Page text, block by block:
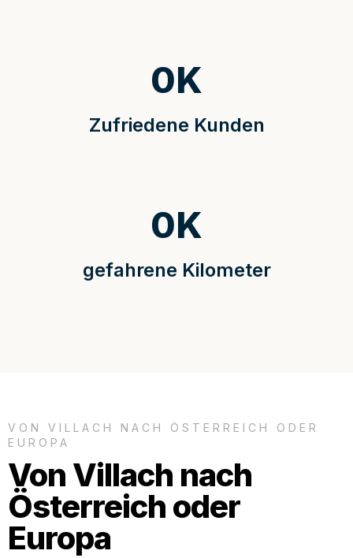
Zufriedene Kunden
0K
gefahrene Kilometer
0K
VON VILLACH NACH ÖSTERREICH ODER
EUROPA
Von Villach nach
Österreich oder
Europa